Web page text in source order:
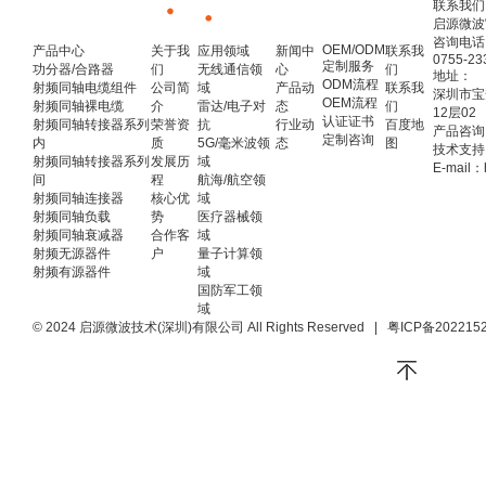
产品中心
功分器/合路器
射频同轴电缆组件
射频同轴裸电缆
射频同轴转接器系列
内
射频同轴转接器系列
间
射频同轴连接器
射频同轴负载
射频同轴衰减器
射频无源器件
射频有源器件
关于我
们
公司简
介
荣誉资
质
发展历
程
核心优
势
合作客
户
应用领域
无线通信领
域
雷达/电子对
抗
5G/毫米波领
域
航海/航空领
域
医疗器械领
域
量子计算领
域
国防军工领
域
新闻中
心
产品动
态
行业动
态
OEM/ODM
定制服务
ODM流程
OEM流程
认证证书
定制咨询
联系我
们
联系我
们
百度地
图
联系我们
启源微
咨询电话
0755-
地址：
深圳市
12层02
产品咨
技术支
E-mail
© 2024 启源微波技术(深圳)有限公司 All Rights Reserved 粤ICP备